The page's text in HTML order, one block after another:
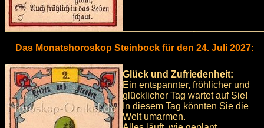
Das Monatshoroskop Steinbock für den 24. Juli 2027:
Glück und Zufriedenheit:
Ein entspannter, fröhlicher und
glücklicher Tag wartet auf Sie!
In diesem Tag könnten Sie die
Welt umarmen.